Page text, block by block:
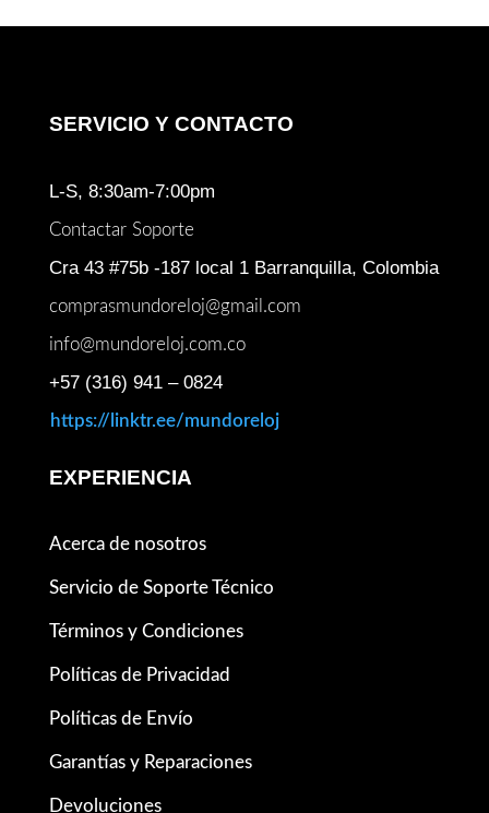
SERVICIO Y CONTACTO
L-S, 8:30am-7:00pm
Contactar Soporte
Cra 43 #75b -187 local 1 Barranquilla, Colombia
comprasmundoreloj@gmail.com
info@mundoreloj.com.co
+57 (316) 941 – 0824
https://linktr.ee/mundoreloj
EXPERIENCIA
Acerca de nosotros
Servicio de Soporte Técnico
Términos y Condiciones
Políticas de Privacidad
Políticas de Envío
Garantías y Reparaciones
Devoluciones